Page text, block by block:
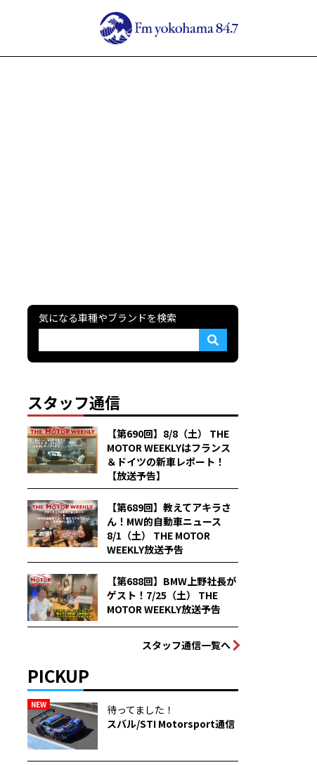
気になる車種やブランドを検索
スタッフ通信
【第690回】8/8（土） THE
MOTOR WEEKLYはフランス
＆ドイツの新車レポート！
【放送予告】
【第689回】教えてアキラさ
ん！MW的自動車ニュース
8/1（土） THE MOTOR
WEEKLY放送予告
【第688回】BMW上野社長が
ゲスト！7/25（土） THE
MOTOR WEEKLY放送予告
スタッフ通信一覧へ
PICKUP
NEW
待ってました！
スバル/STI Motorsport通信